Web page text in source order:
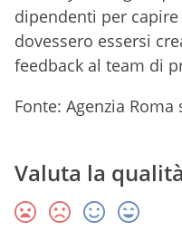
dipendenti per
dovessero essersi
feedback al team di
Fonte: Agenzia
Valuta la